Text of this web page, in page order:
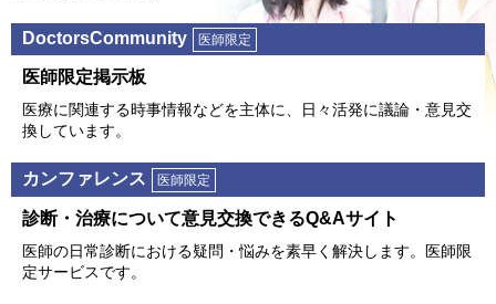
DoctorsCommunity 医師限定
医師限定掲⽰板
医療に関連する時事情報などを主体に、⽇々活発に議論・意⾒交
換しています。
カンファレンス 医師限定
診断・治療について意⾒交換できるQ&Aサイト
医師の⽇常診断における疑問・悩みを素早く解決します。医師限
定サービスです。